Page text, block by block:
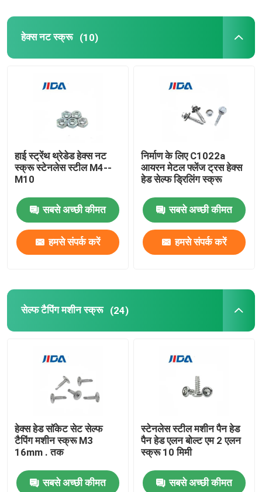
मामले
हेक्स समायोजन पेंच
हेक्स सॉकेट सेट स्क्रू
सेल्फ टैपिंग मशीन स्क्रू
एक्सल पिन टूल
थ्रेडेड इंसर्ट नट
प्रेसिजन मशीनीकृत घटक
हेक्स नट स्क्रू (10)
हाई स्ट्रेंथ थ्रेडेड हेक्स नट
स्क्रू स्टेनलेस स्टील M4--
M10
सबसे अच्छी कीमत
हमसे संपर्क करें
निर्माण के लिए C1022a
आयरन मेटल फ्लेंज ट्रस हेक्स
हेड सेल्फ ड्रिलिंग स्क्रू
सबसे अच्छी कीमत
हमसे संपर्क करें
सेल्फ टैपिंग मशीन स्क्रू (24)
हेक्स हेड सॉकेट सेट सेल्फ
टैपिंग मशीन स्क्रू M3
16mm . तक
सबसे अच्छी कीमत
स्टेनलेस स्टील मशीन पैन हेड
पैन हेड एलन बोल्ट एम 2 एलन
स्क्रू 10 मिमी
सबसे अच्छी कीमत